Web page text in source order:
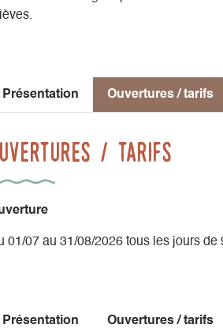
Présentation Ouvertures / tarifs
/ tarifs
01/07 au 31/08/2026 tous les jours de
Présentation Ouvertures / tarifs